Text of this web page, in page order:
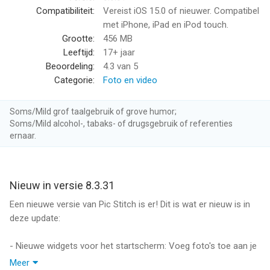
die ze allemaal gebruiken om hun inhoud tot een meesterwerk
* Een van de top 7 foto -apps en top 100 apps aller tijden
volgens Mashable *
- Verken iOS -startscherm Widget wallpapers met uw meest
recente collages
- Ontdek recente lay -outs op sociale media
- Blader 375+ verschillende lay -outs
- Werkt met foto's en video's
- 15 verschillende foto -beeldverhoudingen geoptimaliseerd
voor het delen (d.w.z. 9x16 -indeling voor sociale verhalen)
- Eenvoudig te gebruiken gebruikersinterface
Compatibiliteit:
Vereist iOS 15.0 of nieuwer. Compatibel
met iPhone, iPad en iPod touch.
Grootte:
456 MB
Leeftijd:
17+ jaar
Beoordeling:
4.3 van 5
Categorie:
Foto en video
Soms/Mild grof taalgebruik of grove humor;
Soms/Mild alcohol-, tabaks- of drugsgebruik of referenties
ernaar.
Nieuw in versie 8.3.31
Een nieuwe versie van Pic Stitch is er! Dit is wat er nieuw is in
deze update:
- Nieuwe widgets voor het startscherm: Voeg foto's toe aan je
startscherm, nu in meer formaten
Meer